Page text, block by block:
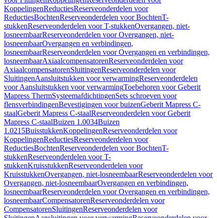
KoppelingenReductiesReserveonderdelen voor
ReductiesBochtenReserveonderdelen voor BochtenT-
stukkenReserveonderdelen voor T-stukkenOvergangen, niet-
losneembaarReserveonderdelen voor Overgangen, niet-
losneembaarOvergangen en verbindingen,
losneembaarReserveonderdelen voor Overgangen en verbindingen,
losneembaarAxiaalcompensatorenReserveonderdelen voor
AxiaalcompensatorenSluitingenReserveonderdelen voor
SluitingenAansluitstukken voor verwarmingReserveonderdelen
voor Aansluitstukken voor verwarmingToebehoren voor Geberit
Mapress ThermSysteemafdichtingenSets schroeven voor
flensverbindingenBevestigingen voor buizenGeberit Mapress C-
staalGeberit Mapress C-staalReserveonderdelen voor Geberit
Mapress C-staalBuizen 1.0034Buizen
1.0215BuisstukkenKoppelingenReserveonderdelen voor
KoppelingenReductiesReserveonderdelen voor
ReductiesBochtenReserveonderdelen voor BochtenT-
stukkenReserveonderdelen voor T-
stukkenKruisstukkenReserveonderdelen voor
KruisstukkenOvergangen, niet-losneembaarReserveonderdelen voor
Overgangen, niet-losneembaarOvergangen en verbindingen,
losneembaarReserveonderdelen voor Overgangen en verbindingen,
losneembaarCompensatorenReserveonderdelen voor
CompensatorenSluitingenReserveonderdelen voor